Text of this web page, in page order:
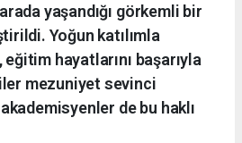
yaşandığı görkemli bir
Yoğun katılımla
hayatlarını başarıyla
mezuniyet sevinci
de bu haklı